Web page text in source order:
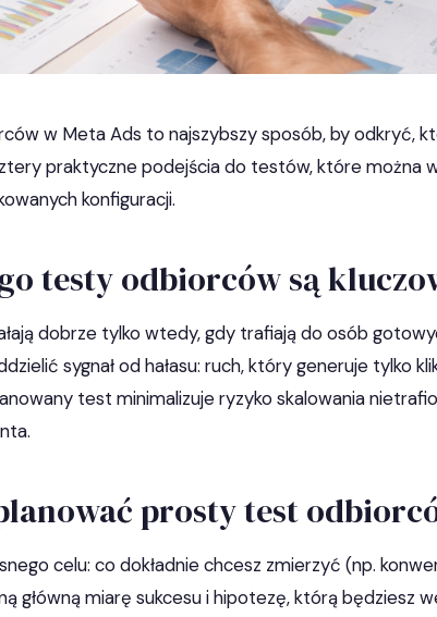
w Meta Ads to najszybszy sposób, by odkryć,
praktyczne podejścia do testów, które można
konfiguracji.
testy odbiorców są
dobrze tylko wtedy, gdy trafiają do osób
sygnał od hałasu: ruch, który generuje tylko
test minimalizuje ryzyko skalowania
prosty test
celu: co dokładnie chcesz zmierzyć (np.
główną miarę sukcesu i hipotezę, którą